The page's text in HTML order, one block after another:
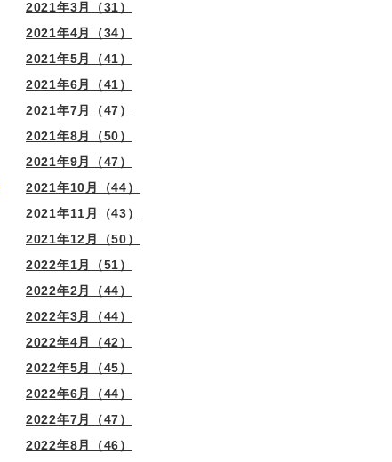
2021年3月（31）
2021年4月（34）
2021年5月（41）
2021年6月（41）
2021年7月（47）
2021年8月（50）
2021年9月（47）
2021年10月（44）
2021年11月（43）
2021年12月（50）
2022年1月（51）
2022年2月（44）
2022年3月（44）
2022年4月（42）
2022年5月（45）
2022年6月（44）
2022年7月（47）
2022年8月（46）